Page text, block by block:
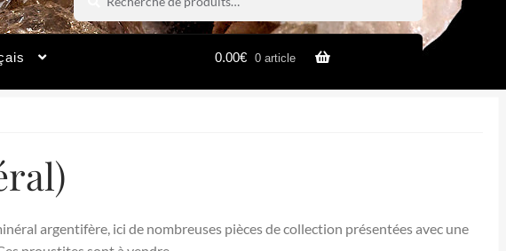
pour :
0.00€ 0 article
argentifère, ici de nombreuses pièces de collection présentées avec une